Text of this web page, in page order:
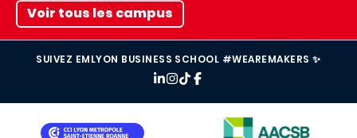
Voir tous les campus
SUIVEZ EMLYON BUSINESS SCHOOL #WEAREMAKERS ✨
IMAGE